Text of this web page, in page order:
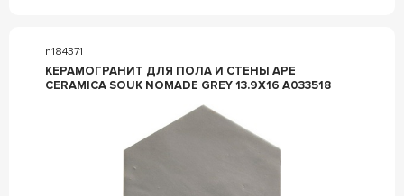
n184371
КЕРАМОГРАНИТ ДЛЯ ПОЛА И СТЕНЫ APE
CERAMICA SOUK NOMADE GREY 13.9X16 A033518